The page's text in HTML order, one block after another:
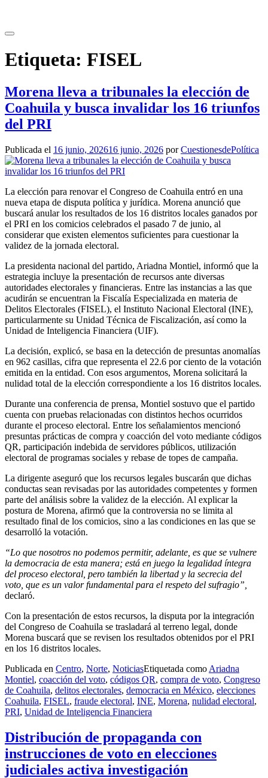
contenido
Etiqueta: FISEL
Morena lleva a tribunales la elección de
Coahuila y busca invalidar los 16 triunfos
del PRI
Publicada el 16 junio, 202616 junio, 2026 porCuestionesdePolítica
La elección para renovar el Congreso de Coahuila entró en una
nueva etapa de disputa política y jurídica. Morena anunció que
buscará anular los resultados de los 16 distritos locales ganados por
el PRI en los comicios celebrados el pasado 7 de junio, al
considerar que existen elementos suficientes para cuestionar la
validez de la jornada electoral.
La presidenta nacional del partido, Ariadna Montiel, informó que la
estrategia incluye la presentación de recursos ante diversas
autoridades electorales y financieras. Entre las instancias a las que
acudirán se encuentran la Fiscalía Especializada en materia de
Delitos Electorales (FISEL), el Instituto Nacional Electoral (INE),
particularmente su Unidad Técnica de Fiscalización, así como la
Unidad de Inteligencia Financiera (UIF).
La decisión, explicó, se basa en la detección de presuntas anomalías
en 962 casillas, cifra que representa el 22.6 por ciento de la votación
emitida en la entidad. Con esos argumentos, Morena solicitará la
nulidad total de la elección correspondiente a los 16 distritos locales.
Durante una conferencia de prensa, Montiel sostuvo que el partido
cuenta con pruebas relacionadas con distintos hechos ocurridos
durante el proceso electoral. Entre los señalamientos mencionó
presuntas prácticas de compra y coacción del voto mediante códigos
QR, participación indebida de servidores públicos, utilización
electoral de programas sociales y rebase de topes de campaña.
La dirigente aseguró que los recursos legales buscarán que dichas
conductas sean revisadas por las autoridades competentes y formen
parte del análisis sobre la validez de la elección. Al explicar la
postura de Morena, afirmó que la controversia no se limita al
resultado final de los comicios, sino a las condiciones en las que se
desarrolló la votación.
“Lo que nosotros no podemos permitir, adelante, es que se vulnere
la democracia de esta manera; está en juego la legalidad íntegra
del proceso electoral, pero también la libertad y la secrecia del
voto, que es un valor fundamental para el respeto del sufragio”,
declaró.
Con la presentación de estos recursos, la disputa por la integración
del Congreso de Coahuila se trasladará al terreno legal, donde
Morena buscará que se revisen los resultados obtenidos por el PRI
en los 16 distritos locales.
Publicada en Centro, Norte, NoticiasEtiquetada como Ariadna
Montiel, coacción del voto, códigos QR, compra de voto, Congreso
de Coahuila, delitos electorales, democracia en México, elecciones
Coahuila, FISEL, fraude electoral, INE, Morena, nulidad electoral,
PRI, Unidad de Inteligencia Financiera
Distribución de propaganda con
instrucciones de voto en elecciones
judiciales activa investigación